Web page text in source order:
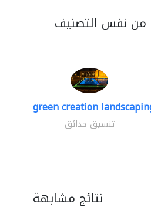
من نفس التصنيف
green creation
تنسيق حدائق
نتائج مشابهة